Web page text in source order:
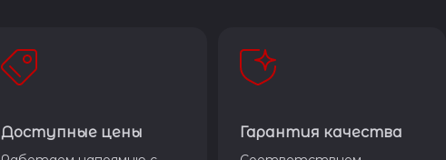
Доступные цены Гарантия качества